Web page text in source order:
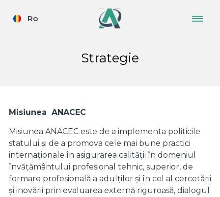
Ro
Strategie
Misiunea ANACEC
Misiunea ANACEC este de a implementa politicile
statului și de a promova cele mai bune practici
internaționale în asigurarea calității în domeniul
învățământului profesional tehnic, superior, de
formare profesională a adulților și în cel al cercetării
și inovării prin evaluarea externă riguroasă, dialogul